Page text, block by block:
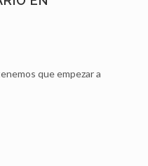
que empezar a